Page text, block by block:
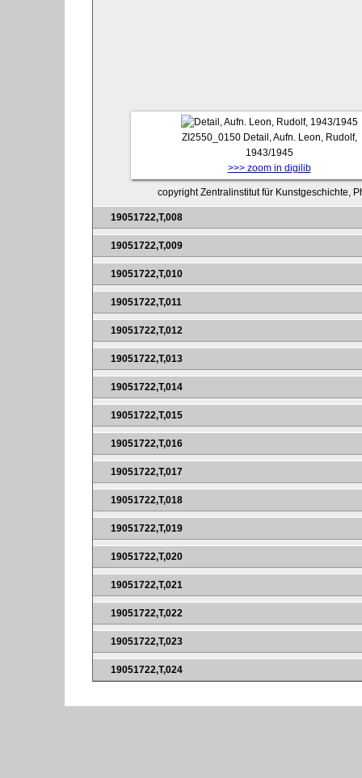
ZI2550_0150 Detail, Aufn. Leon, Rudolf,
1943/1945
>>> zoom in digilib
copyright Zentralinstitut für Kunstgeschichte,
19051722,T,008
19051722,T,009
19051722,T,010
19051722,T,011
19051722,T,012
19051722,T,013
19051722,T,014
19051722,T,015
19051722,T,016
19051722,T,017
19051722,T,018
19051722,T,019
19051722,T,020
19051722,T,021
19051722,T,022
19051722,T,023
19051722,T,024